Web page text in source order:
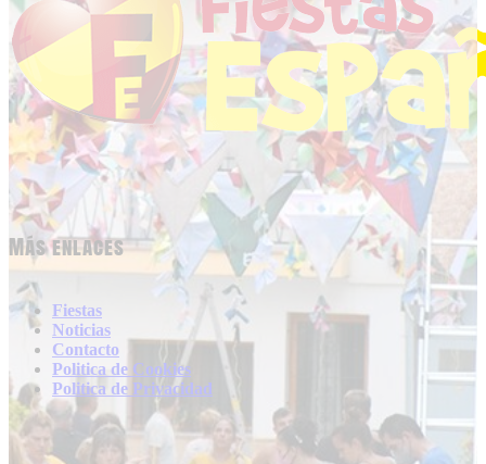
Más enlaces
Fiestas
Noticias
Contacto
Politica de Cookies
Politica de Privacidad